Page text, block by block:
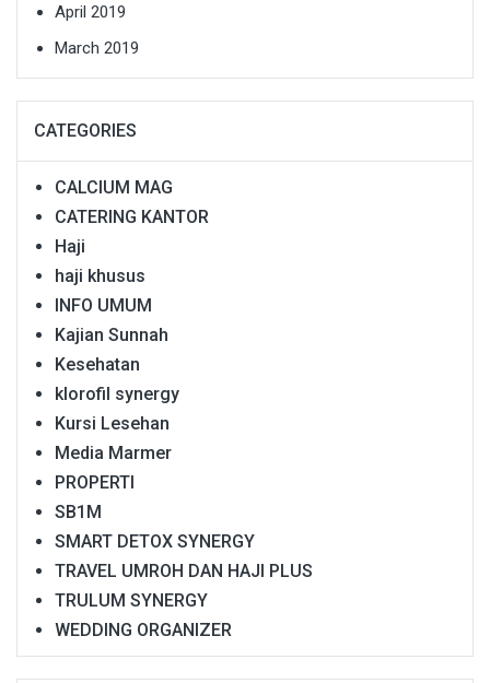
April 2019
March 2019
CATEGORIES
CALCIUM MAG
CATERING KANTOR
Haji
haji khusus
INFO UMUM
Kajian Sunnah
Kesehatan
klorofil synergy
Kursi Lesehan
Media Marmer
PROPERTI
SB1M
SMART DETOX SYNERGY
TRAVEL UMROH DAN HAJI PLUS
TRULUM SYNERGY
WEDDING ORGANIZER